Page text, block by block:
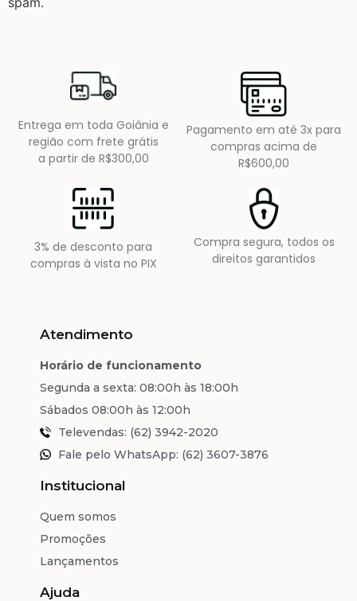
Entrega em toda Goiânia e
região com frete grátis
a partir de R$300,00
Pagamento em até 3x para
compras acima de
R$600,00
3% de desconto para
compras à vista no PIX
Compra segura, todos os
direitos garantidos
Atendimento
Horário de funcionamento
Segunda a sexta: 08:00h às 18:00h
Sábados 08:00h às 12:00h
Televendas: (62) 3942-2020
Fale pelo WhatsApp: (62) 3607-3876
Institucional
Quem somos
Promoções
Lançamentos
Ajuda